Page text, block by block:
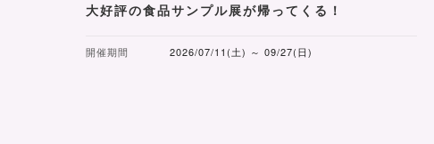
大好評の食品サンプル展が帰ってくる！
開催期間 2026/07/11(土) ～ 09/27(日)